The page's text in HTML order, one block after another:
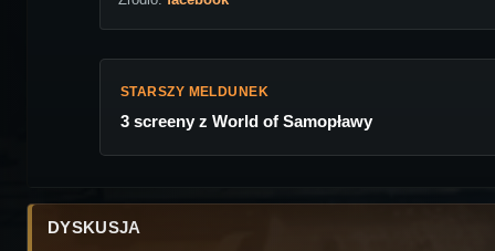
STARSZY MELDUNEK
3 screeny z World of Samopławy
DYSKUSJA